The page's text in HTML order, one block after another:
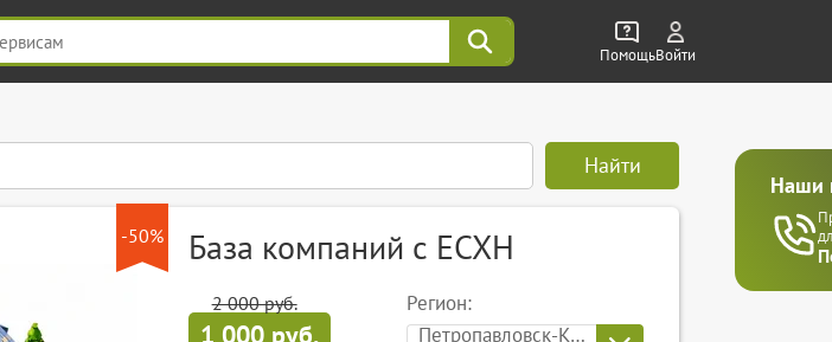
ПомощьВойти
Наши
Найти
-50% База компаний с ЕСХН
2 000 руб.
1 000 руб.
Регион:
Петропавловск-Камчатский